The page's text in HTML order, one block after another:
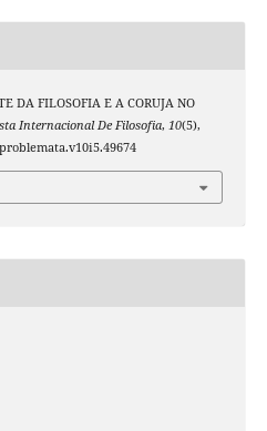
DA FILOSOFIA E A CORUJA NO
Internacional De Filosofia, 10(5),